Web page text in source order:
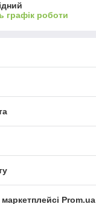
графік роботи
Prom.ua